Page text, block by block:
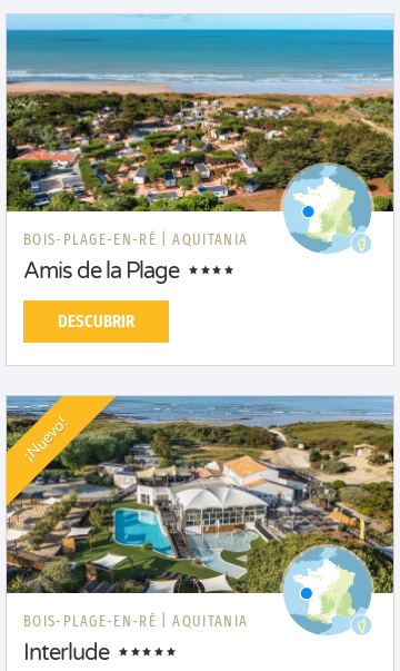
BOIS-PLAGE-EN-RÉ | AQUITANIA
Amis de la Plage
DESCUBRIR
¡Nuevo!
BOIS-PLAGE-EN-RÉ | AQUITANIA
Interlude